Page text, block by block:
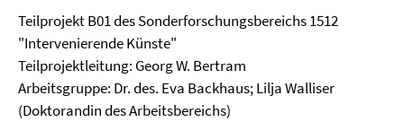
Teilprojekt B01 des Sonderforschungsbereichs 1512
"Intervenierende Künste"
Teilprojektleitung: Georg W. Bertram
Arbeitsgruppe: Dr. des. Eva Backhaus; Lilja Walliser
(Doktorandin des Arbeitsbereichs)